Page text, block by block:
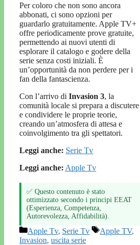
Per coloro che non sono ancora
abbonati, ci sono opzioni per
guardarlo gratuitamente. Apple TV+
offre periodicamente prove gratuite,
permettendo ai nuovi utenti di
esplorare il catalogo e godere della
serie senza costi iniziali. È
un’opportunità da non perdere per i
fan della fantascienza.
Con l’arrivo di Invasion 3, la
comunità locale si prepara a discutere
e condividere le proprie teorie,
creando un’atmosfera di attesa e
coinvolgimento tra gli spettatori.
Leggi anche: Serie Tv
Leggi anche: Apple Tv
✅ Questo contenuto è stato
ottimizzato secondo i principi EEAT
(Esperienza, Competenza,
Autorevolezza, Affidabilità).
Categorie
Apple Tv, Serie Tv Tag
Apple TV,
Invasion, uscita serie